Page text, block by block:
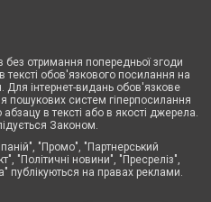
без отримання попередньої згоди
обов'язкового посилання на
Для інтернет-видань обов'язкове
пошукових систем гіперпосилання
в тексті або в якості джерела.
Законом.
"Промо", "Партнерський
"Політичні новини", "Пресреліз",
публікуються на правах реклами.